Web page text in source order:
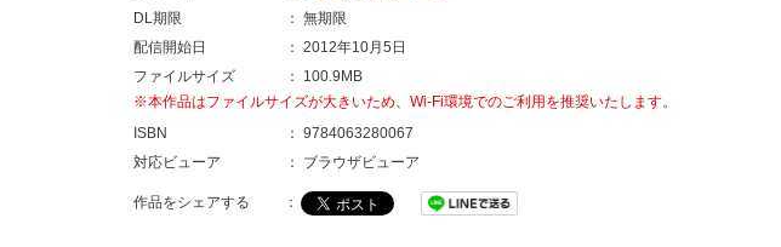
DL期限
： 無期限
配信開始日
： 2012年10月5日
ファイルサイズ
：
100.9MB
※本作品はファイルサイズが大きいため、Wi-Fi環境でのご利用を推奨いたします。
ISBN
： 9784063280067
対応ビューア
： ブラウザビューア
作品をシェアする ：